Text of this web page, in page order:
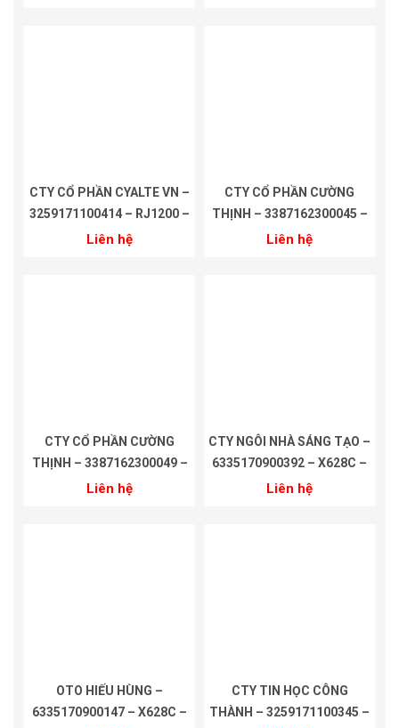
CTY CỔ PHẦN CYALTE VN –
3259171100414 – RJ1200 –
18 THÁNG
Liên hệ
CTY CỔ PHẦN CƯỜNG
THỊNH – 3387162300045 –
ICLOCK 680 – 18 THÁNG
Liên hệ
CTY CỔ PHẦN CƯỜNG
THỊNH – 3387162300049 –
ICLOCK 680 – 18 THÁNG
Liên hệ
CTY NGÔI NHÀ SÁNG TẠO –
6335170900392 – X628C –
18 THÁNG
Liên hệ
OTO HIẾU HÙNG –
6335170900147 – X628C –
CTY TIN HỌC CÔNG
THÀNH – 3259171100345 –